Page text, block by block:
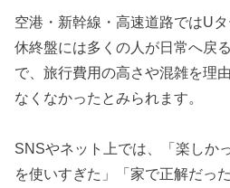
空港・新幹線・高速道路ではU
休終盤には多くの人が日常へ戻
で、旅行費用の高さや混雑を理
なくなかったとみられます。
SNSやネット上では、「楽しか
を使いすぎた」「家で正解だっ